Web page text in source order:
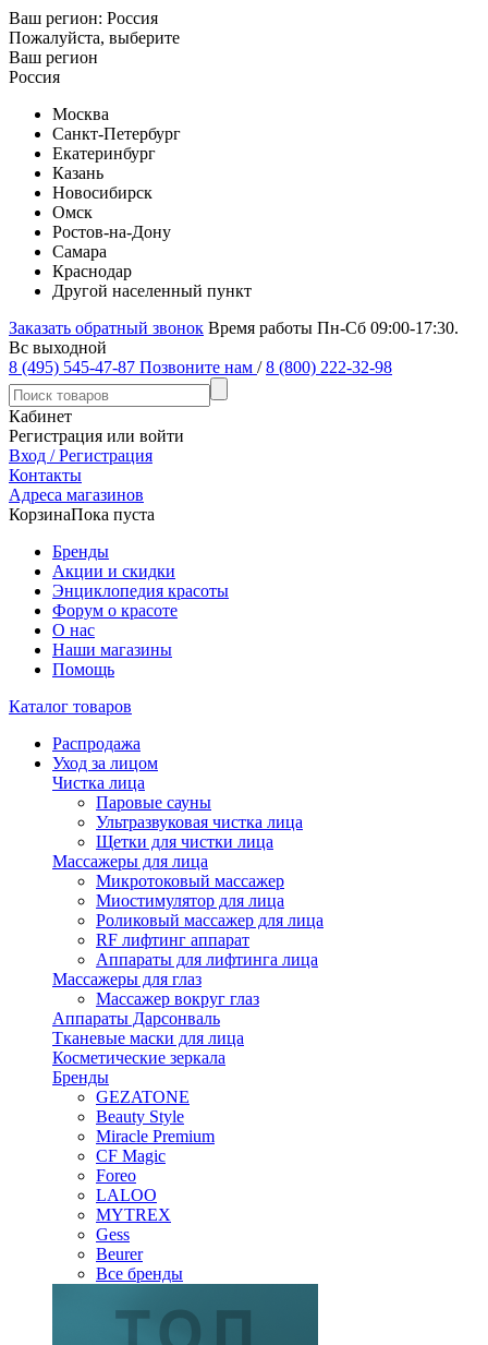
Ваш регион: Россия
Пожалуйста, выберите
Ваш регион
Россия
Москва
Санкт-Петербург
Екатеринбург
Казань
Новосибирск
Омск
Ростов-на-Дону
Самара
Краснодар
Другой населенный пункт
Заказать обратный звонок Время работы Пн-Сб 09:00-17:30.
Вс выходной
8 (495) 545-47-87 Позвоните нам / 8 (800) 222-32-98
Кабинет
Регистрация или войти
Вход / Регистрация
Контакты
Адреса магазинов
КорзинаПока пуста
Бренды
Акции и скидки
Энциклопедия красоты
Форум о красоте
О нас
Наши магазины
Помощь
Каталог товаров
Распродажа
Уход за лицом
Чистка лица
Паровые сауны
Ультразвуковая чистка лица
Щетки для чистки лица
Массажеры для лица
Микротоковый массажер
Миостимулятор для лица
Роликовый массажер для лица
RF лифтинг аппарат
Аппараты для лифтинга лица
Массажеры для глаз
Массажер вокруг глаз
Аппараты Дарсонваль
Тканевые маски для лица
Косметические зеркала
Бренды
GEZATONE
Beauty Style
Miracle Premium
CF Magic
Foreo
LALOO
MYTREX
Gess
Beurer
Все бренды